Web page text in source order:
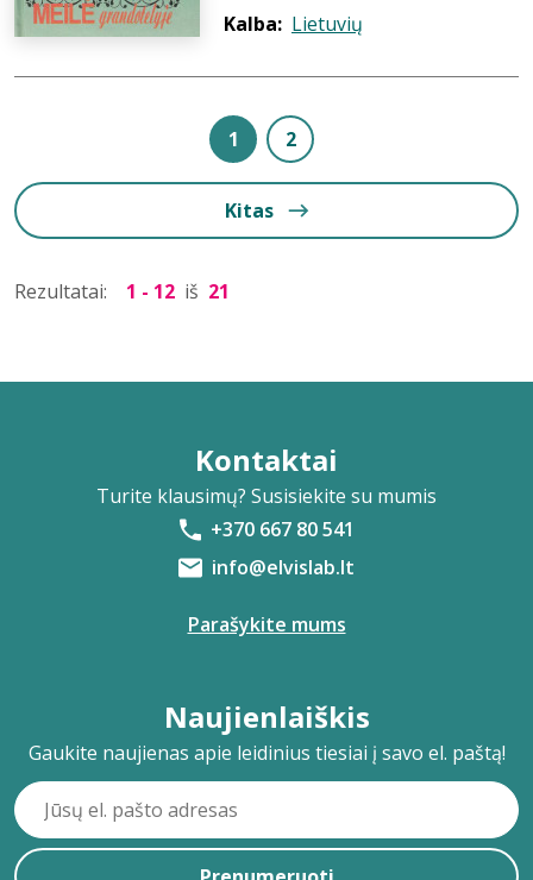
Kalba: Lietuvių
1 2
Kitas
Rezultatai: 1 - 12 iš 21
Kontaktai
Turite klausimų? Susisiekite su mumis
+370 667 80 541
info@elvislab.lt
Parašykite mums
Naujienlaiškis
Gaukite naujienas apie leidinius tiesiai į savo el. paštą!